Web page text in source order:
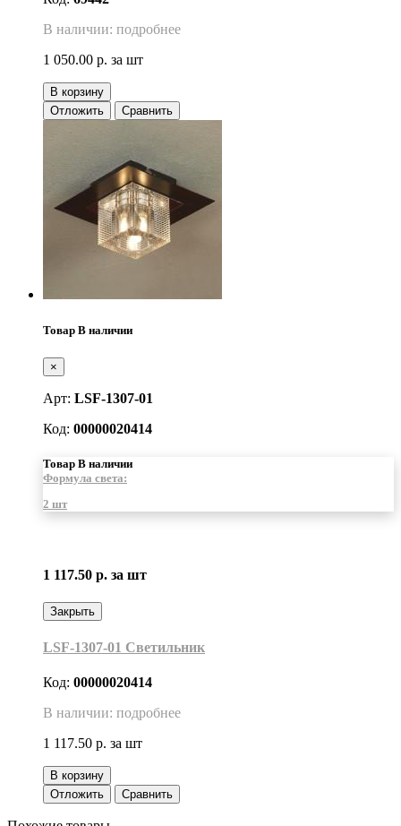
В наличии: подробнее
1 050.00 р. за шт
В корзину
Отложить
Сравнить
Товар В наличии
×
Арт: LSF-1307-01
Код: 00000020414
Товар В наличии
Формула света:
2 шт
1 117.50 р. за шт
Закрыть
LSF-1307-01 Светильник
Код: 00000020414
В наличии: подробнее
1 117.50 р. за шт
В корзину
Отложить
Сравнить